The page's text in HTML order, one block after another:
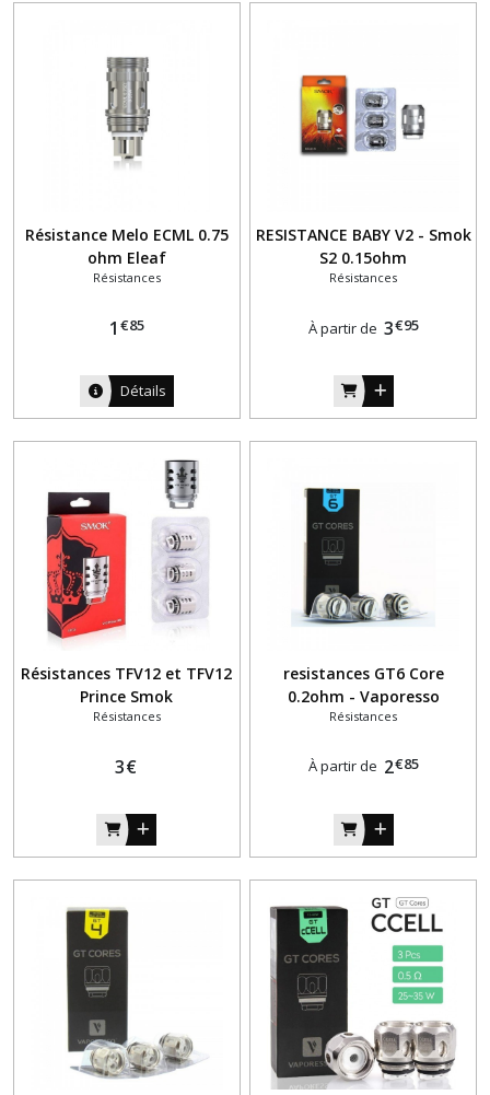
Résistance Melo ECML 0.75
ohm Eleaf
Résistances
1 €85
Détails
RESISTANCE BABY V2 - Smok
S2 0.15ohm
Résistances
À partir de 3€95
Résistances TFV12 et TFV12
Prince Smok
Résistances
3€
resistances GT6 Core
0.2ohm - Vaporesso
Résistances
À partir de 2€85